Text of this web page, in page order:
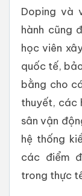
Doping và
hành cũng
học viên
quốc tế,
bằng cho
thuyết, các
sân vận
hệ thống
các điểm
trong thực